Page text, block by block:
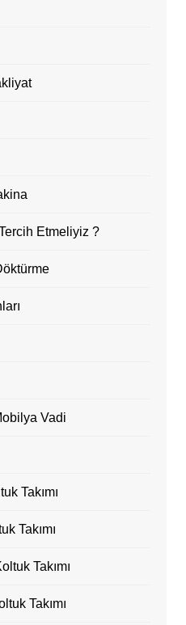
Etmeliyiz ?
Vadi
Takımı
Takımı
Takımı
Takımı